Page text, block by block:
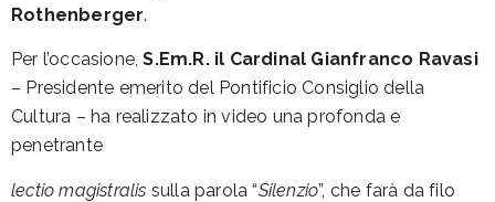
Rothenberger.
Per l’occasione,S.Em.R. il Cardinal Gianfranco Ravasi
– Presidente emerito del Pontificio Consiglio della
Cultura – ha realizzato in video una profonda e
penetrante
lectio magistralis sulla parola “Silenzio”, che farà da filo